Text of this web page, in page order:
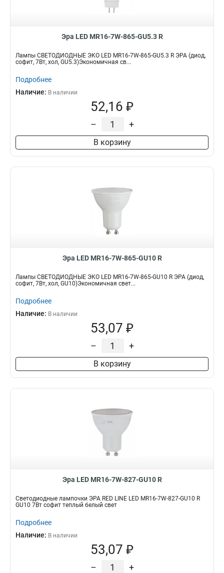
Эра LED MR16-7W-865-GU5.3 R
Лампы СВЕТОДИОДНЫЕ ЭКО LED MR16-7W-865-GU5.3 R ЭРА (диод,
софит, 7Вт, хол, GU5.3)Экономичная св...
Подробнее
Наличие: В наличии
52,16 ₽
– +
В корзину
Эра LED MR16-7W-865-GU10 R
Лампы СВЕТОДИОДНЫЕ ЭКО LED MR16-7W-865-GU10 R ЭРА (диод,
софит, 7Вт, хол, GU10)Экономичная свет...
Подробнее
Наличие: В наличии
53,07 ₽
– +
В корзину
Эра LED MR16-7W-827-GU10 R
Светодиодные лампочки ЭРА RED LINE LED MR16-7W-827-GU10 R
GU10 7Вт софит теплый белый свет
Подробнее
Наличие: В наличии
53,07 ₽
– +